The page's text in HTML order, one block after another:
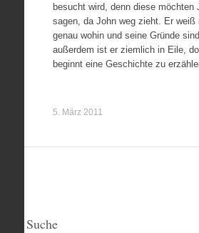
besucht wird, denn diese möchten
sagen, da John weg zieht. Er weiß
genau wohin und seine Gründe
außerdem ist er ziemlich in Eile,
beginnt eine Geschichte zu
5. März 2011
Suche